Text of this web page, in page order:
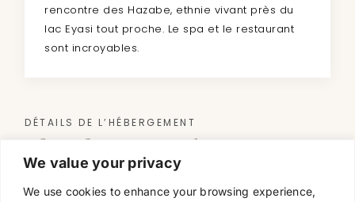
We value your privacy
We use cookies to enhance your browsing experience,
rencontre des Hazabe, ethnie vivant près du
lac Eyasi tout proche. Le spa et le restaurant
sont incroyables.
DÉTAILS DE L’HÉBERGEMENT
Chambres & Lodges
10 chambres